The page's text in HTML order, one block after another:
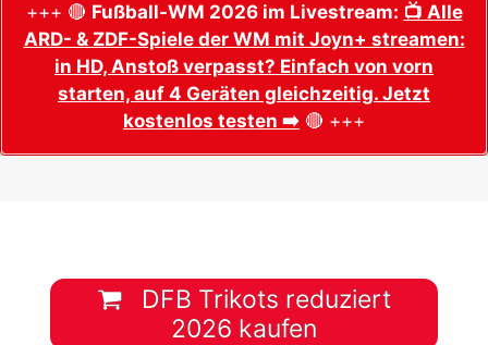
+++ 🔴 Fußball-WM 2026 im Livestream: 📺 Alle
ARD- & ZDF-Spiele der WM mit Joyn+ streamen:
in HD, Anstoß verpasst? Einfach von vorn
starten, auf 4 Geräten gleichzeitig. Jetzt
kostenlos testen ➡️ 🔴 +++
DFB Trikots reduziert
2026 kaufen